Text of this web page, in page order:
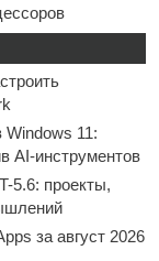
Windows 11:
AI-инструментов
5.6: проекты,
за август 2026